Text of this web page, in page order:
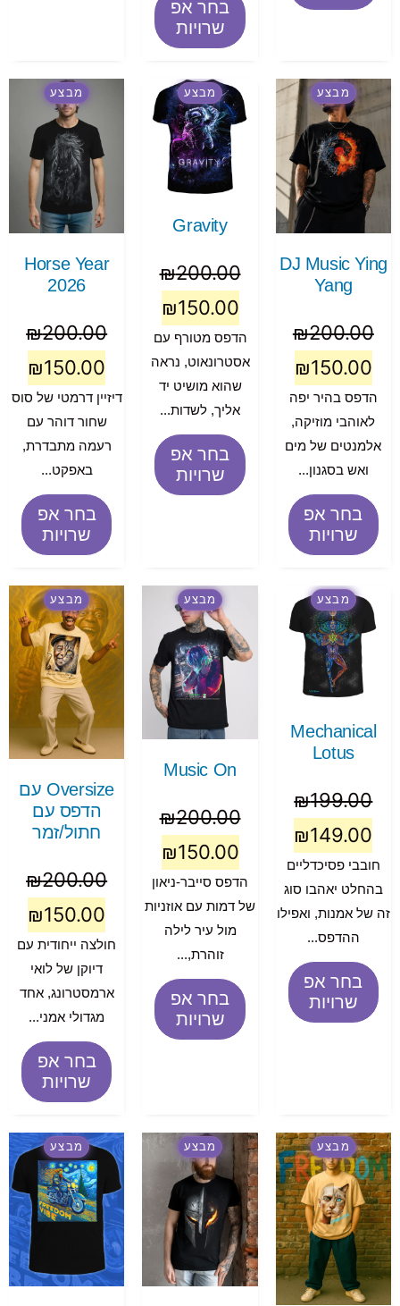
בחר אפ
שרויות
מבצע
DJ Music Ying
Yang
₪200.00
₪150.00
הדפס בהיר יפה
לאוהבי מוזיקה,
אלמנטים של מים
ואש בסגנון...
בחר אפ
שרויות
מבצע
Gravity
₪200.00
₪150.00
הדפס מטורף עם
אסטרונאוט, נראה
שהוא מושיט יד
אליך, לשדות...
בחר אפ
שרויות
מבצע
Horse Year
2026
₪200.00
₪150.00
דיזיין דרמטי של סוס
שחור דוהר עם
רעמה מתבדרת,
באפקט...
בחר אפ
שרויות
מבצע
Mechanical
Lotus
₪199.00
₪149.00
חובבי פסיכדליים
בהחלט יאהבו סוג
זה של אמנות, ואפילו
ההדפס...
בחר אפ
שרויות
מבצע
Music On
₪200.00
₪150.00
הדפס סייבר-ניאון
של דמות עם אוזניות
מול עיר לילה
זוהרת,...
בחר אפ
שרויות
מבצע
Oversize עם
הדפס עם
חתול/זמר
₪200.00
₪150.00
חולצה ייחודית עם
דיוקן של לואי
ארמסטרונג, אחד
מגדולי אמני...
בחר אפ
שרויות
מבצע מבצע מבצע